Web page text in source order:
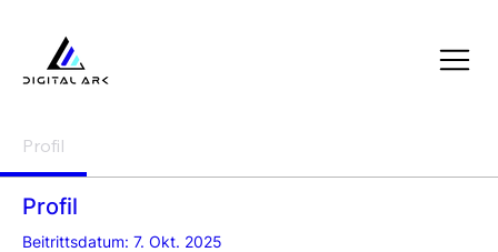
Profil
Profil
Beitrittsdatum: 7. Okt. 2025